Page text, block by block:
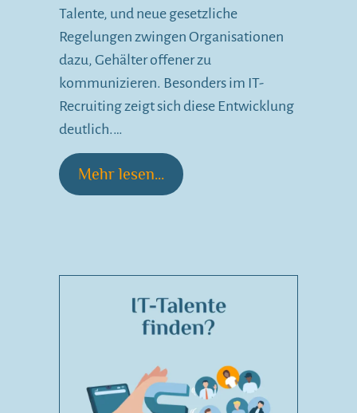
Talente, und neue gesetzliche
Regelungen zwingen Organisationen
dazu, Gehälter offener zu
kommunizieren. Besonders im IT-
Recruiting zeigt sich diese Entwicklung
deutlich.…
Mehr lesen...